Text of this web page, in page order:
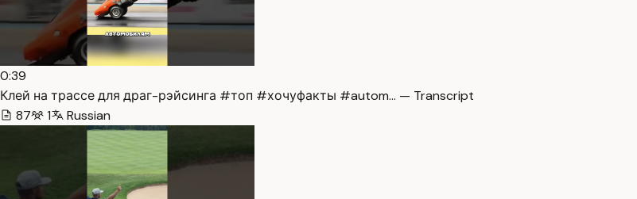
0:39
Клей на трассе для драг-рэйсинга #топ #хочуфакты #autom… — Transcript
87
1 Russian